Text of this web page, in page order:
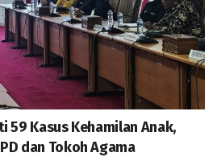
59 Kasus Kehamilan Anak,
dan Tokoh Agama